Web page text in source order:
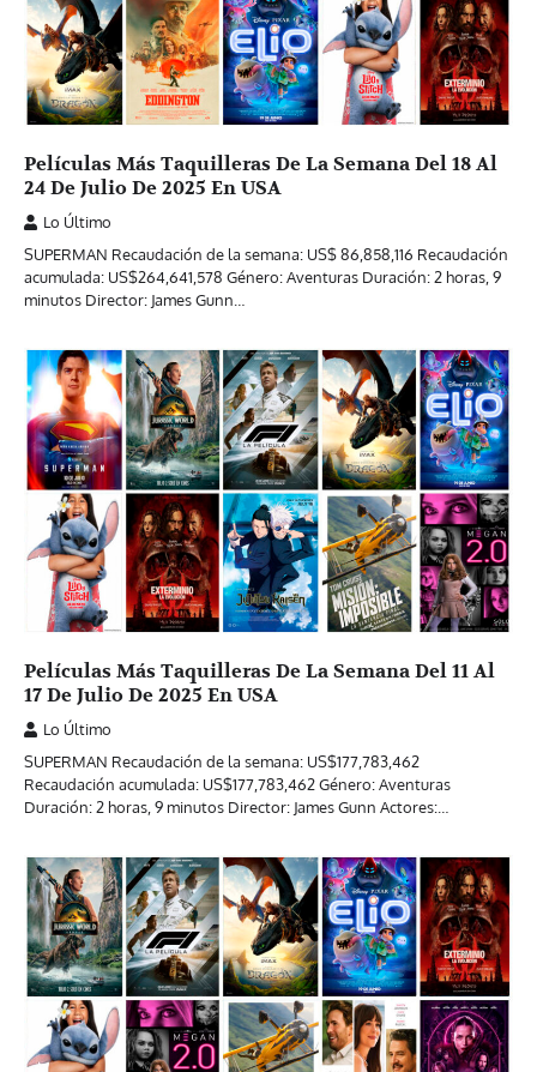
Películas Más Taquilleras De La Semana Del 18 Al
24 De Julio De 2025 En USA
Lo Último
SUPERMAN Recaudación de la semana: US$ 86,858,116 Recaudación
acumulada: US$264,641,578 Género: Aventuras Duración: 2 horas, 9
minutos Director: James Gunn…
Películas Más Taquilleras De La Semana Del 11 Al
17 De Julio De 2025 En USA
Lo Último
SUPERMAN Recaudación de la semana: US$177,783,462
Recaudación acumulada: US$177,783,462 Género: Aventuras
Duración: 2 horas, 9 minutos Director: James Gunn Actores:…